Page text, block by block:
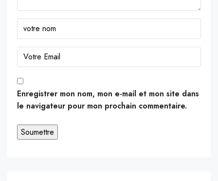
Enregistrer mon nom, mon e-mail et mon site dans
le navigateur pour mon prochain commentaire.